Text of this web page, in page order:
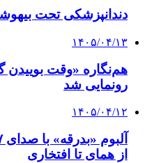
دندانپزشکی تحت
۱۴۰۵/۰۴/۱۳
هم‌نگاره «وقت بوییدن
رونمایی شد
۱۴۰۵/۰۴/۱۲
از همای تا افتخاری